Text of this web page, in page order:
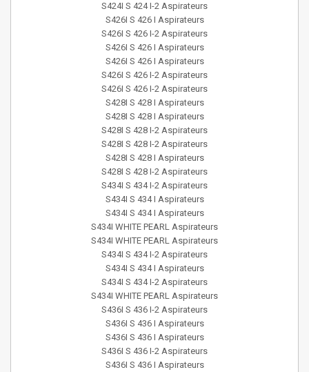
S424I S 424 I-2 Aspirateurs
S426I S 426 I Aspirateurs
S426I S 426 I-2 Aspirateurs
S426I S 426 I Aspirateurs
S426I S 426 I Aspirateurs
S426I S 426 I-2 Aspirateurs
S426I S 426 I-2 Aspirateurs
S428I S 428 I Aspirateurs
S428I S 428 I Aspirateurs
S428I S 428 I-2 Aspirateurs
S428I S 428 I-2 Aspirateurs
S428I S 428 I Aspirateurs
S428I S 428 I-2 Aspirateurs
S434I S 434 I-2 Aspirateurs
S434I S 434 I Aspirateurs
S434I S 434 I Aspirateurs
S434I WHITE PEARL Aspirateurs
S434I WHITE PEARL Aspirateurs
S434I S 434 I-2 Aspirateurs
S434I S 434 I Aspirateurs
S434I S 434 I-2 Aspirateurs
S434I WHITE PEARL Aspirateurs
S436I S 436 I-2 Aspirateurs
S436I S 436 I Aspirateurs
S436I S 436 I Aspirateurs
S436I S 436 I-2 Aspirateurs
S436I S 436 I Aspirateurs